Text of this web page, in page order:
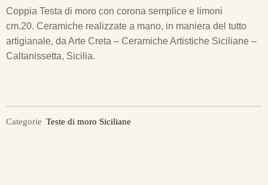
Coppia Testa di moro con corona semplice e limoni
cm.20. Ceramiche realizzate a mano, in maniera del tutto
artigianale, da Arte Creta – Ceramiche Artistiche Siciliane –
Caltanissetta, Sicilia.
Categorie Teste di moro Siciliane